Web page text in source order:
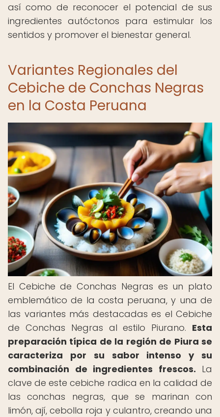
así como de reconocer el potencial de sus
ingredientes autóctonos para estimular los
sentidos y promover el bienestar general.
Variantes Regionales del
Cebiche de Conchas Negras
en la Costa Peruana
El Cebiche de Conchas Negras es un plato
emblemático de la costa peruana, y una de
las variantes más destacadas es el Cebiche
de Conchas Negras al estilo Piurano. Esta
preparación típica de la región de Piura se
caracteriza por su sabor intenso y su
combinación de ingredientes frescos. La
clave de este cebiche radica en la calidad de
las conchas negras, que se marinan con
limón, ají, cebolla roja y culantro, creando una